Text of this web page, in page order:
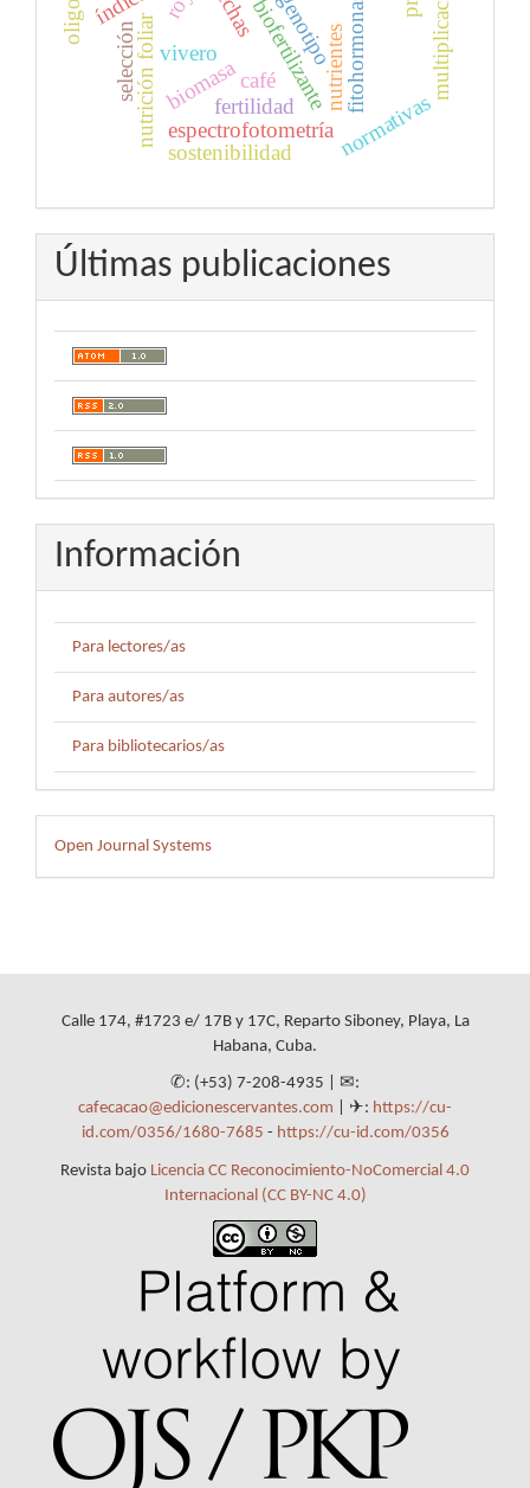
vivero
nutrición foliar biomasabiofertilizantefitohormonas
espectrofotometría
fertilidad
genotipo
normativas
sostenibilidad
café
selección multiplicación
nutrientes
Últimas publicaciones
Información
Para lectores/as
Para autores/as
Para bibliotecarios/as
Desarrollado
por
Open Journal Systems
Calle 174, #1723 e/ 17B y 17C, Reparto Siboney, Playa, La
Habana, Cuba.
✆: (+53) 7-208-4935 | ✉:
cafecacao@edicionescervantes.com | ✈: https://cu-
id.com/0356/1680-7685 - https://cu-id.com/0356
Revista bajo Licencia CC Reconocimiento-NoComercial 4.0
Internacional (CC BY-NC 4.0)